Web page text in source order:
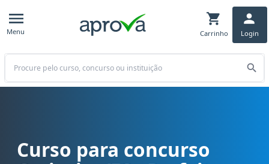
Menu Carrinho Login
Buscar
Curso para concurso Cariacica/ES - Prefeitura Municipal cargo
Curso para concurso